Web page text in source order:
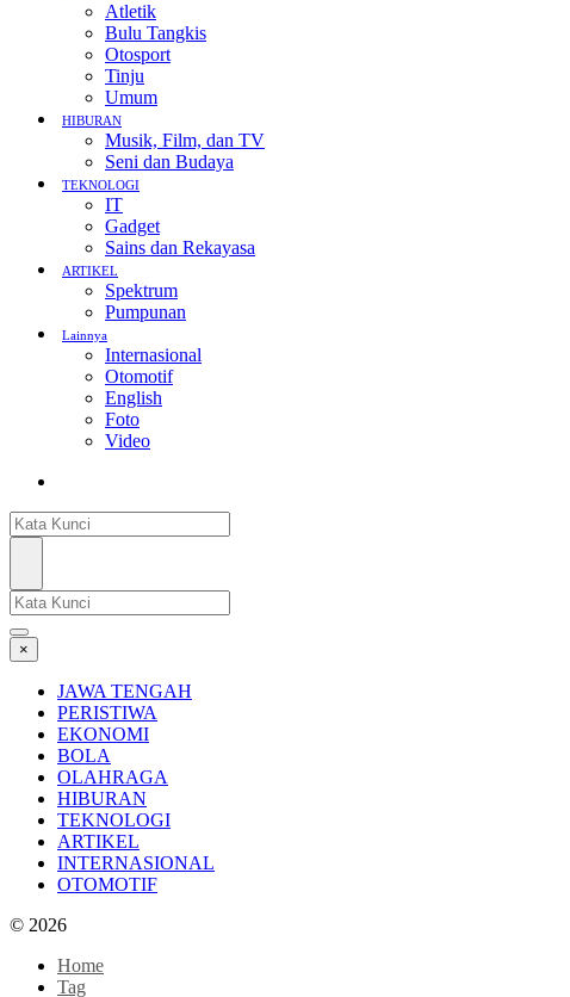
Atletik
Bulu Tangkis
Otosport
Tinju
Umum
HIBURAN
Musik, Film, dan TV
Seni dan Budaya
TEKNOLOGI
IT
Gadget
Sains dan Rekayasa
ARTIKEL
Spektrum
Pumpunan
Lainnya
Internasional
Otomotif
English
Foto
Video
×
JAWA TENGAH
PERISTIWA
EKONOMI
BOLA
OLAHRAGA
HIBURAN
TEKNOLOGI
ARTIKEL
INTERNASIONAL
OTOMOTIF
© 2026
Home
Tag